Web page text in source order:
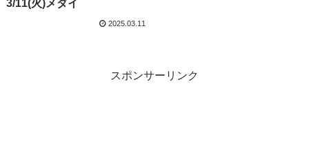
3/11(火)メダイ
2025.03.11
スポンサーリンク